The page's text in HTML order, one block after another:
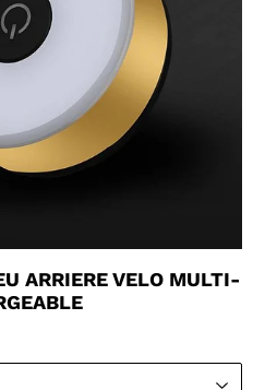
ARRIERE VELO MULTI-